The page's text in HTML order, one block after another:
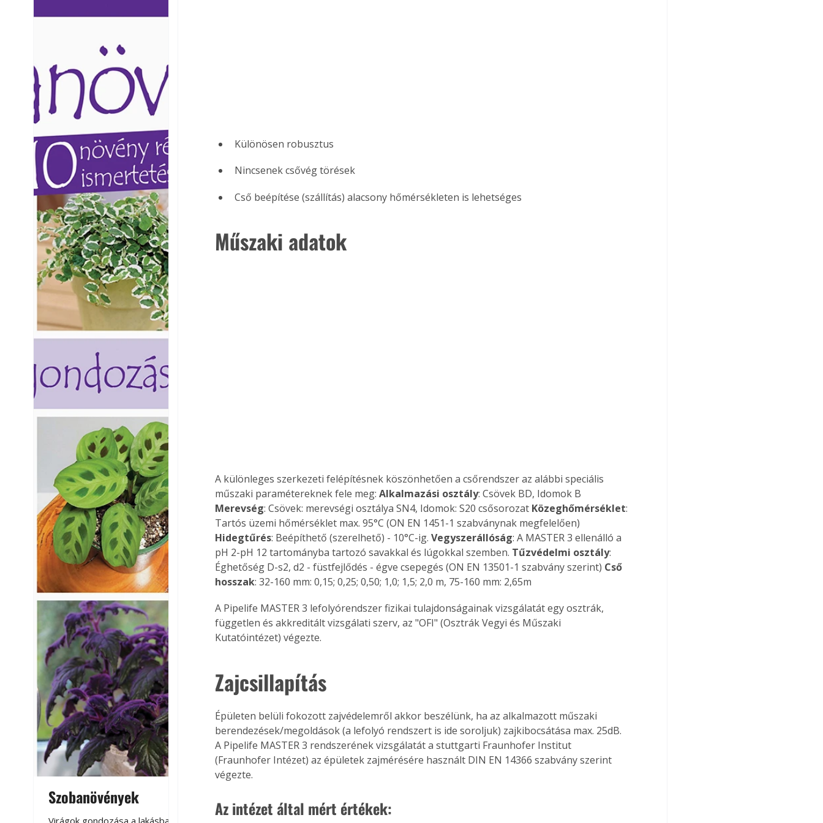
Szobanövények
Virágoskert: kertben,
teraszon, lakásban
Gyógyító növények: a
természet kincsei az
Különösen robusztus
Nincsenek csővég törések
Cső beépítése (szállítás) alacsony hőmérsékleten is lehetséges
Műszaki adatok
A különleges szerkezeti felépítésnek köszönhetően a csőrendszer az alábbi speciális
műszaki paramétereknek fele meg: Alkalmazási osztály: Csövek BD, Idomok B
Merevség: Csövek: merevségi osztálya SN4, Idomok: S20 csősorozat Közeghőmérséklet:
Tartós üzemi hőmérséklet max. 95°C (ON EN 1451-1 szabványnak megfelelően)
Hidegtűrés: Beépíthető (szerelhető) - 10°C-ig. Vegyszerállóság: A MASTER 3 ellenálló a
pH 2-pH 12 tartományba tartozó savakkal és lúgokkal szemben. Tűzvédelmi osztály:
Éghetőség D-s2, d2 - füstfejlődés - égve csepegés (ON EN 13501-1 szabvány szerint) Cső
hosszak: 32-160 mm: 0,15; 0,25; 0,50; 1,0; 1,5; 2,0 m, 75-160 mm: 2,65m
A Pipelife MASTER 3 lefolyórendszer fizikai tulajdonságainak vizsgálatát egy osztrák,
független és akkreditált vizsgálati szerv, az "OFI" (Osztrák Vegyi és Műszaki
Kutatóintézet) végezte.
Zajcsillapítás
Épületen belüli fokozott zajvédelemről akkor beszélünk, ha az alkalmazott műszaki
berendezések/megoldások (a lefolyó rendszert is ide soroljuk) zajkibocsátása max. 25dB.
A Pipelife MASTER 3 rendszerének vizsgálatát a stuttgarti Fraunhofer Institut
(Fraunhofer Intézet) az épületek zajmérésére használt DIN EN 14366 szabvány szerint
végezte.
Az intézet által mért értékek: